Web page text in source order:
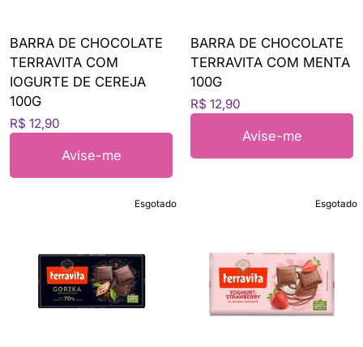
BARRA DE CHOCOLATE
TERRAVITA COM
IOGURTE DE CEREJA
100G
R$ 12,90
Avise-me
BARRA DE CHOCOLATE
TERRAVITA COM MENTA
100G
R$ 12,90
Avise-me
Esgotado Esgotado